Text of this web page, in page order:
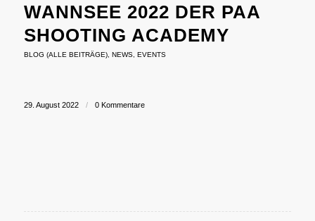
NNSEE 2022 DER PAA SH
OOTING ACADEMY
BLOG (ALLE BEITRÄGE), NEWS, EVENTS
29. August 2022 / 0 Kommentare